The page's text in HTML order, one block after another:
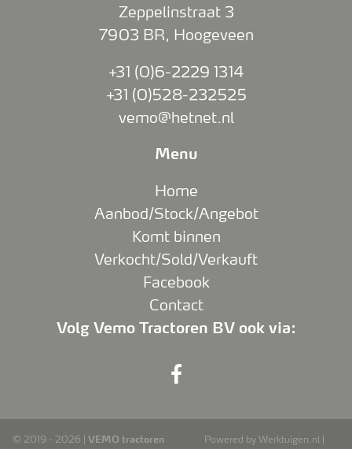
Zeppelinstraat 3
7903 BR, Hoogeveen
+31 (0)6-2229 1314
+31 (0)528-232525
vemo@hetnet.nl
Menu
Home
Aanbod/Stock/Angebot
Komt binnen
Verkocht/Sold/Verkauft
Facebook
Contact
Volg Vemo Tractoren BV ook via:
© 2019 - 2026 | VEMO tractoren
Powered by Werktuigen.nl |